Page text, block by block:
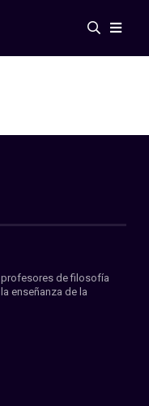
de filosofía
enseñanza de la